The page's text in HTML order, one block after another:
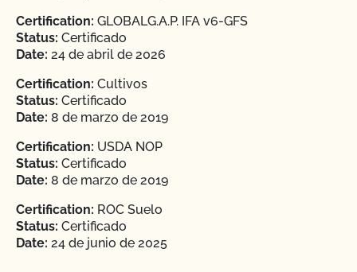
Certification: GLOBALG.A.P. IFA v6-GFS
Status: Certificado
Date: 24 de abril de 2026
Certification: Cultivos
Status: Certificado
Date: 8 de marzo de 2019
Certification: USDA NOP
Status: Certificado
Date: 8 de marzo de 2019
Certification: ROC Suelo
Status: Certificado
Date: 24 de junio de 2025